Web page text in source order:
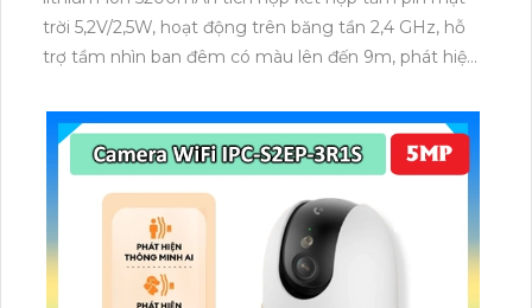
trời 5,2V/2,5W, hoạt động trên băng tần 2,4 GHz, hỗ
trợ tầm nhìn ban đêm có màu lên đến 9m, phát hiện
dữ liệu qua thẻ microSD lên đến 512GB.